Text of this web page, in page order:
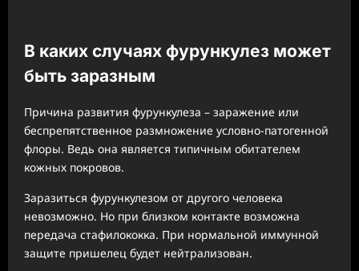
В каких случаях фурункулез может
быть заразным
Причина развития фурункулеза – заражение или
беспрепятственное размножение условно-патогенной
флоры. Ведь она является типичным обитателем
кожных покровов.
Заразиться фурункулезом от другого человека
невозможно. Но при близком контакте возможна
передача стафилококка. При нормальной иммунной
защите пришелец будет нейтрализован.